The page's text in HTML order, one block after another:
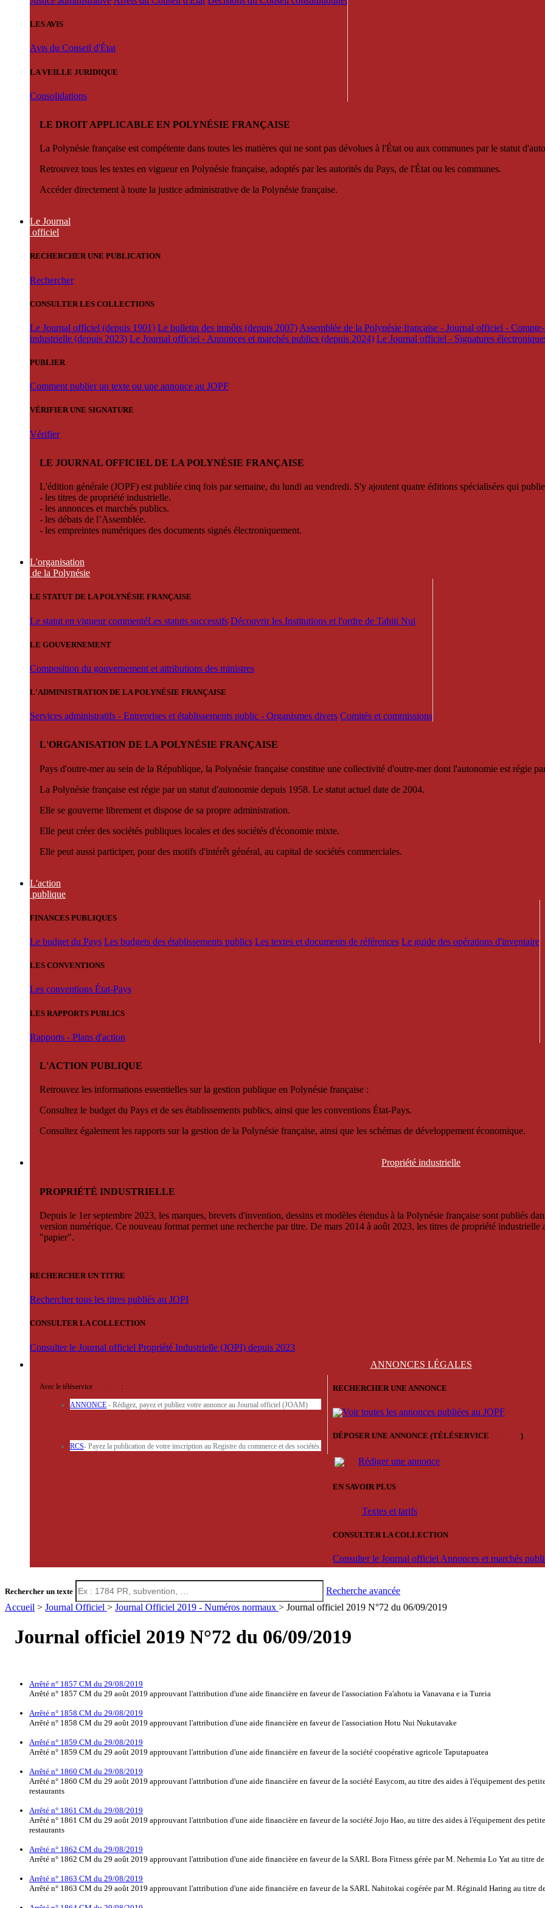
LES AVIS
Avis du Conseil d'État
LA VEILLE JURIDIQUE
Consolidations
LE DROIT APPLICABLE EN POLYNÉSIE FRANÇAISE
La Polynésie française est compétente dans toutes les matières qui ne sont pas dévolues à l'État ou aux communes par le statut
Retrouvez tous les textes en vigueur en Polynésie française, adoptés par les autorités du Pays, de l'État ou les communes.
Accéder directement à toute la justice administrative de la Polynésie française.
Le Journal
officiel
RECHERCHER UNE PUBLICATION
Rechercher
CONSULTER LES COLLECTIONS
Le Journal officiel (depuis 1901) Le bulletin des impôts (depuis 2007) Assemblée de la Polynésie française - Journal officiel -
industrielle (depuis 2023) Le Journal officiel - Annonces et marchés publics (depuis 2024) Le Journal officiel - Signatures
PUBLIER
Comment publier un texte ou une annonce au JOPF
VÉRIFIER UNE SIGNATURE
Vérifier
LE JOURNAL OFFICIEL DE LA POLYNÉSIE FRANÇAISE
L'édition générale (JOPF) est publiée cinq fois par semaine, du lundi au vendredi. S'y ajoutent quatre éditions spécialisées qui
- les titres de propriété industrielle.
- les annonces et marchés publics.
- les débats de l’Assemblée.
- les empreintes numériques des documents signés électroniquement.
L'organisation
de la Polynésie
LE STATUT DE LA POLYNÉSIE FRANÇAISE
Le statut en vigueur commentéLes statuts successifs Découvrir les Institutions et l'ordre de Tahiti Nui
LE GOUVERNEMENT
Composition du gouvernement et attributions des ministres
L'ADMINISTRATION DE LA POLYNÉSIE FRANÇAISE
Services administratifs - Entreprises et établissements public - Organismes divers Comités et commissions
L'ORGANISATION DE LA POLYNÉSIE FRANÇAISE
Pays d'outre-mer au sein de la République, la Polynésie française constitue une collectivité d'outre-mer dont l'autonomie est régie
La Polynésie française est régie par un statut d'autonomie depuis 1958. Le statut actuel date de 2004.
Elle se gouverne librement et dispose de sa propre administration.
Elle peut créer des sociétés publiques locales et des sociétés d'économie mixte.
Elle peut aussi participer, pour des motifs d'intérêt général, au capital de sociétés commerciales.
L'action
publique
FINANCES PUBLIQUES
Le budget du Pays Les budgets des établissements publics Les textes et documents de références Le guide des opérations d'inventaire
LES CONVENTIONS
Les conventions État-Pays
LES RAPPORTS PUBLICS
Rapports - Plans d'action
L'ACTION PUBLIQUE
Retrouvez les informations essentielles sur la gestion publique en Polynésie française :
Consultez le budget du Pays et de ses établissements publics, ainsi que les conventions État-Pays.
Consultez également les rapports sur la gestion de la Polynésie française, ainsi que les schémas de développement économique.
Propriété industrielle
PROPRIÉTÉ INDUSTRIELLE
Depuis le 1er septembre 2023, les marques, brevets d'invention, dessins et modèles étendus à la Polynésie française sont publiés
version numérique. Ce nouveau format permet une recherche par titre. De mars 2014 à août 2023, les titres de propriété
"papier".
RECHERCHER UN TITRE
Rechercher tous les titres publiés au JOPI
CONSULTER LA COLLECTION
Consulter le Journal officiel Propriété Industrielle (JOPI) depuis 2023
ANNONCES LÉGALES
Avec le téléservice :
ANNONCE - Rédigez, payez et publiez votre annonce au Journal officiel (JOAM)
RCS- Payez la publication de votre inscription au Registre du commerce et des sociétés.
RECHERCHER UNE ANNONCE
Voir toutes les annonces publiées au JOPF
DÉPOSER UNE ANNONCE (TÉLÉSERVICE )
Rédiger une annonce
EN SAVOIR PLUS
Textes et tarifs
CONSULTER LA COLLECTION
Consulter le Journal officiel Annonces et marchés
Rechercher un texte
Recherche avancée
Accueil > Journal Officiel > Journal Officiel 2019 - Numéros normaux > Journal officiel 2019 N°72 du 06/09/2019
Journal officiel 2019 N°72 du 06/09/2019
Arrêté n° 1857 CM du 29/08/2019
Arrêté n° 1857 CM du 29 août 2019 approuvant l'attribution d'une aide financière en faveur de l'association Fa'ahotu ia Vanavana e ia Tureia
Arrêté n° 1858 CM du 29/08/2019
Arrêté n° 1858 CM du 29 août 2019 approuvant l'attribution d'une aide financière en faveur de l'association Hotu Nui Nukutavake
Arrêté n° 1859 CM du 29/08/2019
Arrêté n° 1859 CM du 29 août 2019 approuvant l'attribution d'une aide financière en faveur de la société coopérative agricole Taputapuatea
Arrêté n° 1860 CM du 29/08/2019
Arrêté n° 1860 CM du 29 août 2019 approuvant l'attribution d'une aide financière en faveur de la société Easycom, au titre des aides à l'équipement des
restaurants
Arrêté n° 1861 CM du 29/08/2019
Arrêté n° 1861 CM du 29 août 2019 approuvant l'attribution d'une aide financière en faveur de la société Jojo Hao, au titre des aides à l'équipement des
restaurants
Arrêté n° 1862 CM du 29/08/2019
Arrêté n° 1862 CM du 29 août 2019 approuvant l'attribution d'une aide financière en faveur de la SARL Bora Fitness gérée par M. Nehemia Lo Yat au titre
Arrêté n° 1863 CM du 29/08/2019
Arrêté n° 1863 CM du 29 août 2019 approuvant l'attribution d'une aide financière en faveur de la SARL Nahitokai cogérée par M. Réginald Haring au titre